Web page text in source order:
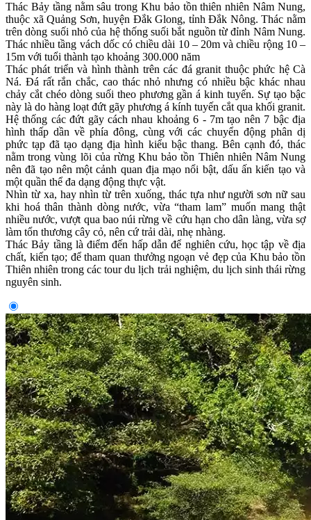
Thác Bảy tầng nằm sâu trong Khu bảo tồn thiên nhiên Nâm Nung,
thuộc xã Quảng Sơn, huyện Đắk Glong, tỉnh Đắk Nông. Thác nằm
trên dòng suối nhỏ của hệ thống suối bắt nguồn từ đỉnh Nâm Nung.
Thác nhiều tầng vách dốc có chiều dài 10 – 20m và chiều rộng 10 –
15m với tuổi thành tạo khoảng 300.000 năm
Thác phát triển và hình thành trên các đá granit thuộc phức hệ Cà
Ná. Đá rất rắn chắc, cao thác nhỏ nhưng có nhiều bậc khác nhau
chảy cắt chéo dòng suối theo phương gần á kinh tuyến. Sự tạo bậc
này là do hàng loạt đứt gãy phương á kính tuyến cắt qua khối granit.
Hệ thống các đứt gãy cách nhau khoảng 6 - 7m tạo nên 7 bậc địa
hình thấp dần về phía đông, cùng với các chuyển động phân dị
phức tạp đã tạo dạng địa hình kiểu bậc thang. Bên cạnh đó, thác
nằm trong vùng lõi của rừng Khu bảo tồn Thiên nhiên Nâm Nung
nên đã tạo nên một cảnh quan địa mạo nổi bật, dấu ấn kiến tạo và
một quần thể đa dạng động thực vật.
Nhìn từ xa, hay nhìn từ trên xuống, thác tựa như người sơn nữ sau
khi hoá thân thành dòng nước, vừa “tham lam” muốn mang thật
nhiều nước, vượt qua bao núi rừng về cứu hạn cho dân làng, vừa sợ
làm tổn thương cây cỏ, nên cứ trải dài, nhẹ nhàng.
Thác Bảy tầng là điểm đến hấp dẫn để nghiên cứu, học tập về địa
chất, kiến tạo; để tham quan thưởng ngoạn vẻ đẹp của Khu bảo tồn
Thiên nhiên trong các tour du lịch trải nghiệm, du lịch sinh thái rừng
nguyên sinh.